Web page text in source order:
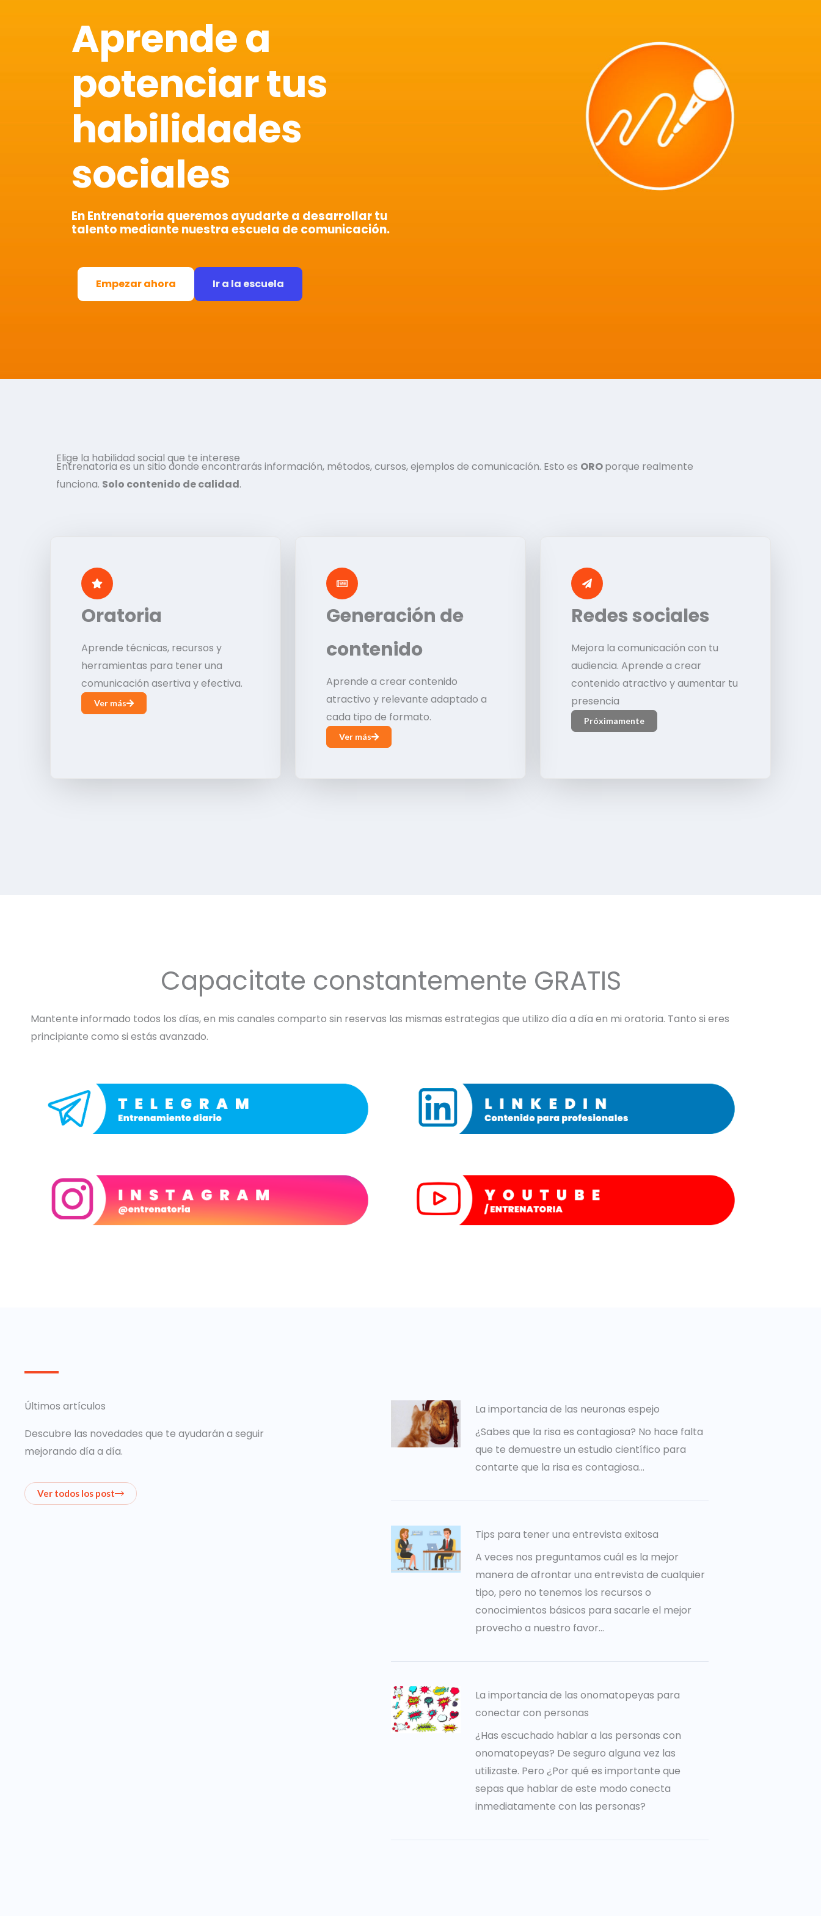
Aprende a
potenciar tus
habilidades
sociales
En Entrenatoria queremos ayudarte a desarrollar tu
talento mediante nuestra escuela de comunicación.
Empezar ahora Ir a la escuela
Elige la habilidad social que te interese
Entrenatoria es un sitio donde encontrarás información, métodos, cursos, ejemplos de comunicación. Esto es OROporque realmente
funciona. Solo contenido de calidad.
Oratoria
Aprende técnicas, recursos y
herramientas para tener una
comunicación asertiva y efectiva.
Ver más
Generación de
contenido
Aprende a crear contenido
atractivo y relevante adaptado a
cada tipo de formato.
Ver más
Redes sociales
Mejora la comunicación con tu
audiencia. Aprende a crear
contenido atractivo y aumentar tu
presencia
Próximamente
Capacitate constantemente GRATIS
Mantente informado todos los días, en mis canales comparto sin reservas las mismas estrategias que utilizo día a día en mi oratoria. Tanto si eres
principiante como si estás avanzado.
Últimos artículos
Descubre las novedades que te ayudarán a seguir
mejorando día a día.
Ver todos los post
La importancia de las neuronas espejo
¿Sabes que la risa es contagiosa? No hace falta
que te demuestre un estudio científico para
contarte que la risa es contagiosa…
Tips para tener una entrevista exitosa
A veces nos preguntamos cuál es la mejor
manera de afrontar una entrevista de cualquier
tipo, pero no tenemos los recursos o
conocimientos básicos para sacarle el mejor
provecho a nuestro favor...
La importancia de las onomatopeyas para
conectar con personas
¿Has escuchado hablar a las personas con
onomatopeyas? De seguro alguna vez las
utilizaste. Pero ¿Por qué es importante que
sepas que hablar de este modo conecta
inmediatamente con las personas?